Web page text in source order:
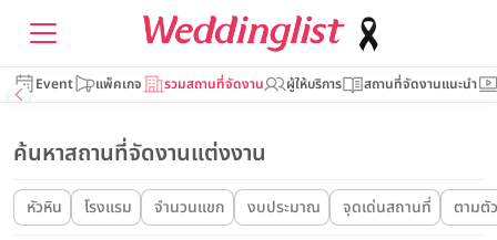
Event แพ็คเกจ รวมสถานที่จัดงาน ผู้ให้บริการ สถานที่จัดงานแนะนำ
ค้นหาสถานที่จัดงานแต่งงาน
หัวหิน โรงแรม จำนวนแขก งบประมาณ จุดเด่นสถานที่ ตามตั